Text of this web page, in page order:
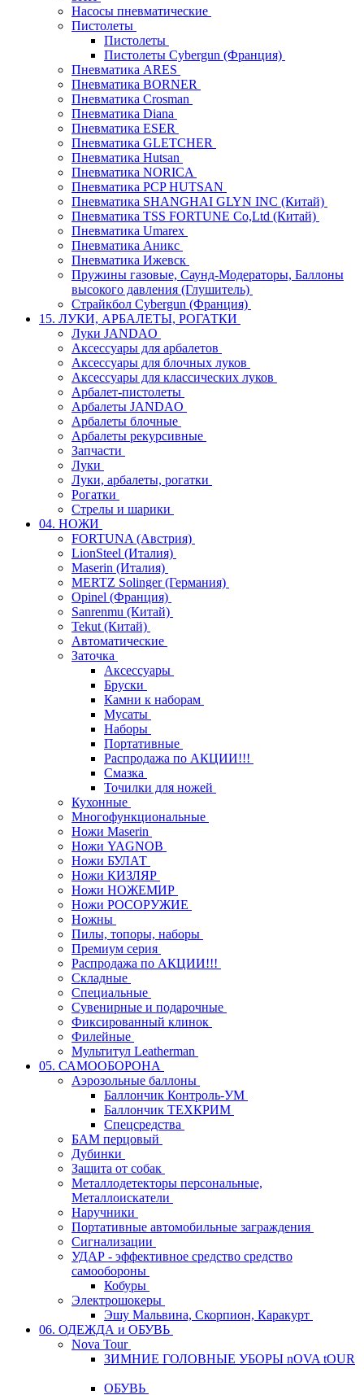
Насосы пневматические
Пистолеты
Пистолеты
Пистолеты Cybergun (Франция)
Пневматика ARES
Пневматика BORNER
Пневматика Crosman
Пневматика Diana
Пневматика ESER
Пневматика GLETCHER
Пневматика Hutsan
Пневматика NORICA
Пневматика PCP HUTSAN
Пневматика SHANGHAI GLYN INC (Китай)
Пневматика TSS FORTUNE Co,Ltd (Китай)
Пневматика Umarex
Пневматика Аникс
Пневматика Ижевск
Пружины газовые, Саунд-Модераторы, Баллоны
высокого давления (Глушитель)
Страйкбол Cybergun (Франция)
15. ЛУКИ, АРБАЛЕТЫ, РОГАТКИ
Луки JANDAO
Аксессуары для арбалетов
Аксессуары для блочных луков
Аксессуары для классических луков
Арбалет-пистолеты
Арбалеты JANDAO
Арбалеты блочные
Арбалеты рекурсивные
Запчасти
Луки
Луки, арбалеты, рогатки
Рогатки
Стрелы и шарики
04. НОЖИ
FORTUNA (Австрия)
LionSteel (Италия)
Maserin (Италия)
MERTZ Solinger (Германия)
Opinel (Франция)
Sanrenmu (Китай)
Tekut (Китай)
Автоматические
Заточка
Аксессуары
Бруски
Камни к наборам
Мусаты
Наборы
Портативные
Распродажа по АКЦИИ!!!
Смазка
Точилки для ножей
Кухонные
Многофункциональные
Ножи Maserin
Ножи YAGNOB
Ножи БУЛАТ
Ножи КИЗЛЯР
Ножи НОЖЕМИР
Ножи РОСОРУЖИЕ
Ножны
Пилы, топоры, наборы
Премиум серия
Распродажа по АКЦИИ!!!
Складные
Специальные
Сувенирные и подарочные
Фиксированный клинок
Филейные
Мультитул Leatherman
05. САМООБОРОНА
Аэрозольные баллоны
Баллончик Контроль-УМ
Баллончик ТЕХКРИМ
Спецсредства
БАМ перцовый
Дубинки
Защита от собак
Металлодетекторы персональные,
Металлоискатели
Наручники
Портативные автомобильные заграждения
Сигнализации
УДАР - эффективное средство средство
самообороны
Кобуры
Электрошокеры
Эшу Мальвина, Скорпион, Каракурт
06. ОДЕЖДА и ОБУВЬ
Nova Tour
ЗИМНИЕ ГОЛОВНЫЕ УБОРЫ nOVA tOUR
ОБУВЬ